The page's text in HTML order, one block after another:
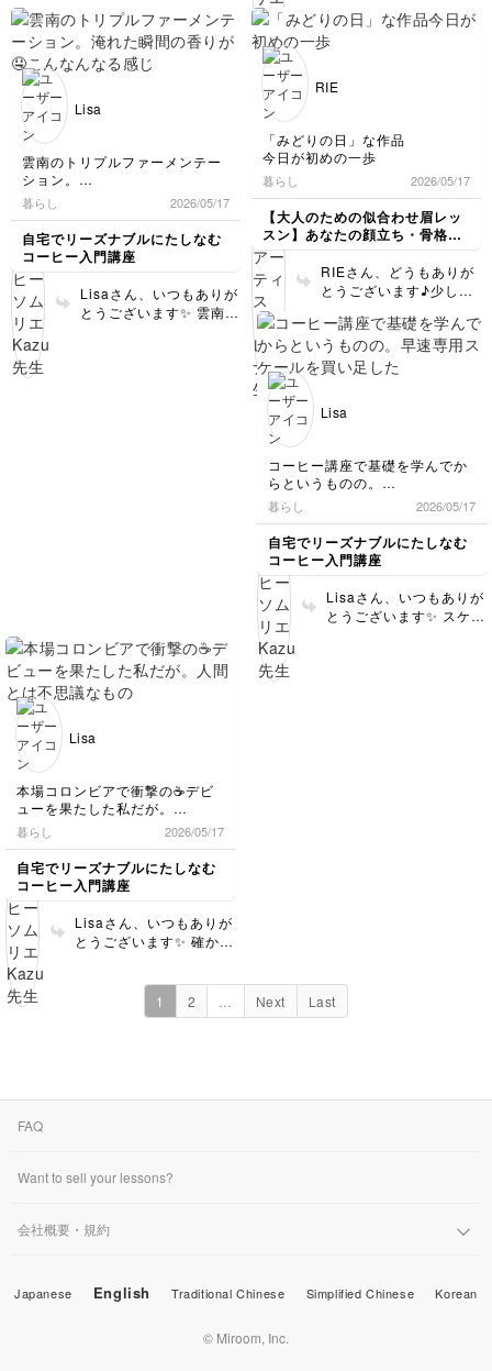
ございます。まだまだ奥の深い
珈琲の学びは続きます〜😇✨☕
✨
ケーションを取りながら
「ミルーム」さんで楽し
んでいただければと思っ
てます☕✨ 引き続きよろ
て、翌日は眠くてしょうがなか
ったことを書いてみました。
毛糸をほどくと調べてみて
untangleを選びましたが、何が
一番当てはまるのでしょうか？
気コードなど)が「絡ま
る」はtangleが一般的に
ですので、そのまま
す。ただ、文がI wasで
形、つまり…I was
untangling the yarn.に
しましょう。この絡まり
を直されたのですね？す
ごいです！きっと時間が
過ぎるのも忘れるほど集
でしょうね。次の日は無
事に睡眠を取り戻された
ことと思います☺️
B: It will be going well. You
did everything you could.
こういうことってありません
か？
私はしょっちゅうあります
次の日のことやその日にあった
失敗とか
考えて眠れなくなります
ところで、a bit drowsy という
のをやりましたが
そのような言い方はするのでし
ょうか？
drowsy は以前にも配信でやり
ましたが
フラフラするような眠たさとい
う風に記憶しています
そうすると相反すると思いまし
た
私の記憶違いでしたら申し訳あ
りませんが
よ！人間誰しも多かれ少
なかれそんな状況になる
こと、なったことあると
思います。最近は特に情
いる時代です。私も現代
る側でもあるのですが。
しかしスマホのスクリー
ンという限られたスペー
スを争う広告やニュース
がより多くの人々の、よ
り多くの注意力を引こう
いるような気がします。
現代人の脳が情報過多で
ていたようです。軽い運
動、ヨガやストレッチ、
ぬるめのシャワー、定番
ですがホットミルクが効
法が見つかりますように
すね！そういう違和感は
大事です。確かにそうい
う説明はしましたが、単
純にa bitやa littleをつけ
ることで、drowsyの程
度が柔らかくなって伝わ
ります。a bit sleepyよ
りa bit drowsyの方が
「少し眠い」の程度がや
や大きいということで、
ような位置付けで考えら
れると納得いくかな。い
か？大きいサイズの動画
がなくてすみません！ま
ずは1杯用からスタート
するのがわかりやすいと
は、2杯取りは1杯の倍に
するのではなく、コーヒ
ー豆を少し減らし、18g
の湯量300mlが多いで
す。 引き続きよろしく
お願いします😊✨
Lisa
雲南のトリプルファーメンテー
ション。
淹れた瞬間の香りが🤤こんなん
なる感じ。
ハイカカオチョコみたいな艶の
ある苦みと、ダークチェリー、
そこにリキュール感のある芳醇
さ。
かなりクセ強なのだけど、お子
様舌な弟には「無理」だったら
しい。香りの時点でダメ、と。
なるほど興味深い。
美味しさ。
好きだな。
こういう未知の風味に出会うた
び、まだ知らない味を探しに行
きたくなる。
コーヒー基準で旅を組むのも楽
しそうだ。
暮らし 2026/05/17
自宅でリーズナブルにたしなむ
コーヒー入門講座
Lisaさん、いつもありが
とうございます✨ 雲南の
くお願いします😊✨
RIE
「みどりの日」な作品
今日が初めの一歩
暮らし 2026/05/17
【大人のための似合わせ眉レッ
スン】あなたの顔立ち・骨格に
ベストな眉見つけます
RIEさん、どうもありが
とうございます♪少しず
てみてください☺️
Lisa
コーヒー講座で基礎を学んでか
らというものの。
早速専用スケールを買い足した
私は、
2台持ちになった。二刀流であ
る。
同じ豆を、
円錐型と台形型で淹れ比べたり
している。
注ぎ方を普通の「の」にしてみ
少しでも好みの酸味を引き出し
式なのだ。
美味しいコーヒーと共に過ごす
る。
静かで満ち足りた時間へ、
暮らし 2026/05/17
自宅でリーズナブルにたしなむ
コーヒー入門講座
Lisaさん、いつもありが
とうございます✨ スケー
Lisa
本場コロンビアで衝撃の☕️デビ
ューを果たした私だが。
人間とは不思議なもので、
一度「好きかもしれん」を知る
と、
それまで背景だったものが急に
こちらへ話しかけ始める。
初めて覚えた単語が、
次の日には街じゅうに溢れて見
える、あの感じである。
で、
だいたいコーヒーである。
声あれば
南に「雲南は、凛とした品をま
暮らし 2026/05/17
自宅でリーズナブルにたしなむ
コーヒー入門講座
Lisaさん、いつもありが
とうございます✨ 確かに
部それを想像するように
なるような感覚はありま
1 2 Next Last
FAQ
Want to sell your lessons?
会社概要・規約
Japanese English Traditional Chinese Simplified Chinese Korean
© Miroom, Inc.